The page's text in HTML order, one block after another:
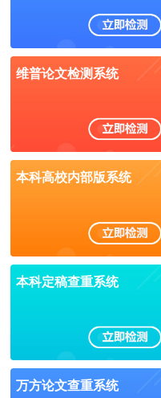
维普论文检测系统
本科高校内部版系统
本科定稿查重系统
万方论文查重系统